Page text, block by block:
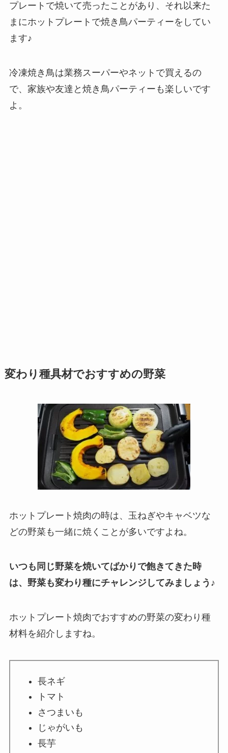
プレートで焼いて売ったことがあり、それ以来た
まにホットプレートで焼き鳥パーティーをしてい
ます♪
冷凍焼き鳥は業務スーパーやネットで買えるの
で、家族や友達と焼き鳥パーティーも楽しいです
よ。
変わり種具材でおすすめの野菜
ホットプレート焼肉の時は、玉ねぎやキャベツな
どの野菜も一緒に焼くことが多いですよね。
いつも同じ野菜を焼いてばかりで飽きてきた時
は、野菜も変わり種にチャレンジしてみましょう♪
ホットプレート焼肉でおすすめの野菜の変わり種
材料を紹介しますね。
長ネギ
トマト
さつまいも
じゃがいも
長芋